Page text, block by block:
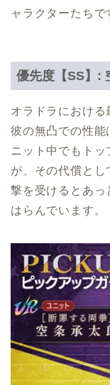
ャラクターたちで
優先度【SS】:
オラドラにおける
彼の無凸での性能
ニット中でもト
が、その代償と
撃を受けるとあっ
はらんでいます。